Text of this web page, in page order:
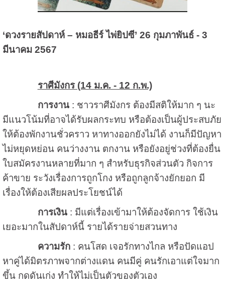
‘ดวงรายสัปดาห์ – หมอธีร์ ไพ่ยิปซี’ 26 กุมภาพันธ์ - 3
มีนาคม 2567
ราศีมังกร (14 ม.ค. - 12 ก.พ.)
การงาน: ชาวราศีมังกร ต้องมีสติให้มาก ๆ นะ
มีแนวโน้มที่อาจได้รับผลกระทบ หรือต้องเป็นผู้ประสบภัย
ให้ต้องพักงานชั่วคราว หาทางออกยังไม่ได้ งานก็มีปัญหา
ไม่หยุดหย่อน คนว่างงาน ตกงาน หรือยังอยู่ช่วงที่ต้องยื่น
ใบสมัครงานหลายที่มาก ๆ สำหรับธุรกิจส่วนตัว กิจการ
ค้าขาย ระวังเรื่องการถูกโกง หรือถูกลูกจ้างยักยอก มี
เรื่องให้ต้องเสียผลประโยชน์ได้
การเงิน: มีแต่เรื่องเข้ามาให้ต้องจัดการ ใช้เงิน
เยอะมากในสัปดาห์นี้ รายได้รายจ่ายสวนทาง
ความรัก: คนโสด เจอรักทางไกล หรือปัดแอป
หาคู่ได้มิตรภาพจากต่างแดน คนมีคู่ คนรักเอาแต่ใจมาก
ขึ้น กดดันเก่ง ทำให้ไม่เป็นตัวของตัวเอง